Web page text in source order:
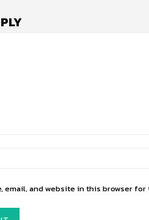
email, and website in this browser